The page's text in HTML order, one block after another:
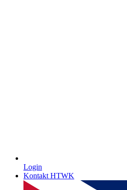
Login
Kontakt HTWK